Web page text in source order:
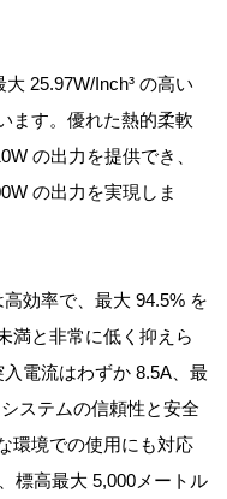
大 25.97W/Inch³ の高い
ます。優れた熱的柔軟
の出力を提供でき、
の出力を実現しま
効率で、最大 94.5% を
満と非常に低く抑えら
電流はわずか 8.5A、最
ステムの信頼性と安全
環境での使用にも対応
、標高最大 5,000メートル